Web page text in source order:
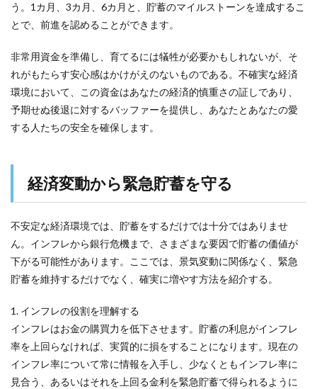
う。1カ月、3カ月、6カ月と、貯蓄のマイルストーンを達成するこ
とで、前進を認めることができます。
非常用資金を準備し、育てるには犠牲が必要かもしれないが、そ
れがもたらす安心感はかけがえのないものである。不確実な経済
環境において、この資金はあなたの経済的慎重さの証しであり、
予期せぬ後退に対するバッファーを提供し、あなたとあなたの愛
する人たちの安全を確保します。
経済変動から緊急貯蓄を守る
不安定な経済環境では、貯蓄をするだけでは十分ではありませ
ん。インフレから銀行危機まで、さまざまな要因で貯蓄の価値が
下がる可能性があります。ここでは、景気変動に関係なく、緊急
貯蓄を維持するだけでなく、確実に増やす方法を紹介する。
1. インフレの役割を理解する
インフレはお金の購買力を低下させます。貯蓄の利息がインフレ
率を上回らなければ、実質的に損をすることになります。現在の
インフレ率について常に情報を入手し、少なくともインフレ率に
見合う、あるいはそれを上回る金利を緊急貯蓄で得られるように